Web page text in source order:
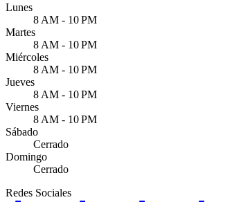
Lunes
8 AM - 10 PM
Martes
8 AM - 10 PM
Miércoles
8 AM - 10 PM
Jueves
8 AM - 10 PM
Viernes
8 AM - 10 PM
Sábado
Cerrado
Domingo
Cerrado
Redes Sociales